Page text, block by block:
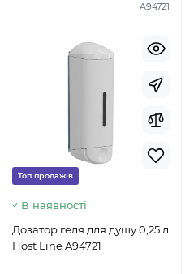
A94721
Топ продажів
В наявності
Дозатор геля для душу 0,25 л
Host Line A94721